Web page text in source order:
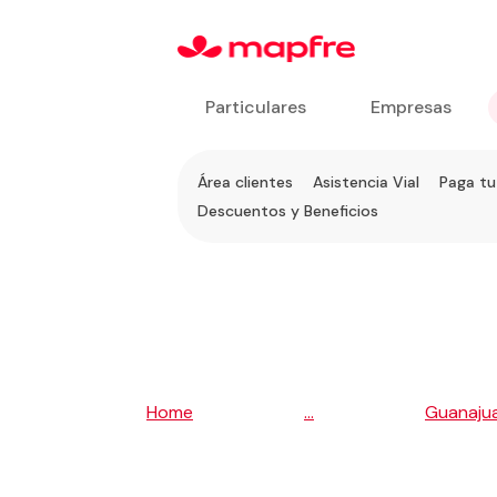
Particulares Empresas
Ir a
Servicios
Área clientes Asistencia Vial
Paga
Descuentos y Beneficios
Home ...